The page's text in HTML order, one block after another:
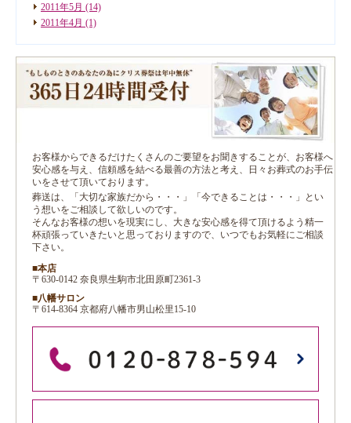
2011年5月 (14)
2011年4月 (1)
お客様からできるだけたくさんのご要望をお聞きすることが、お客様へ
安心感を与え、信頼感を結べる最善の方法と考え、日々お葬式のお手伝
いをさせて頂いております。
葬送は、「大切な家族だから・・・」「今できることは・・・」とい
う想いをご相談して欲しいのです。
そんなお客様の想いを現実にし、大きな安心感を得て頂けるよう精一
杯頑張っていきたいと思っておりますので、いつでもお気軽にご相談
下さい。
■本店
〒630-0142 奈良県生駒市北田原町2361-3
■八幡サロン
〒614-8364 京都府八幡市男山松里15-10